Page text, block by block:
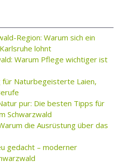
Region: Warum sich ein
lohnt
Warum Pflege wichtiger ist
für Naturbegeisterte Laien,
pur: Die besten Tipps für
Schwarzwald
die Ausrüstung über das
gedacht – moderner